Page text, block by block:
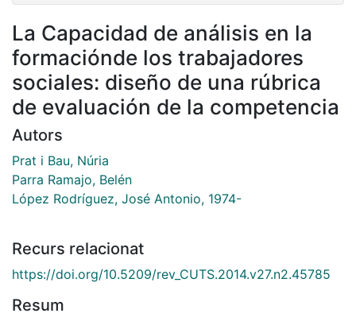
La Capacidad de análisis en la
formaciónde los trabajadores
sociales: diseño de una rúbrica
de evaluación de la competencia
Autors
Prat i Bau, Núria
Parra Ramajo, Belén
López Rodríguez, José Antonio, 1974-
Recurs relacionat
https://doi.org/10.5209/rev_CUTS.2014.v27.n2.45785
Resum